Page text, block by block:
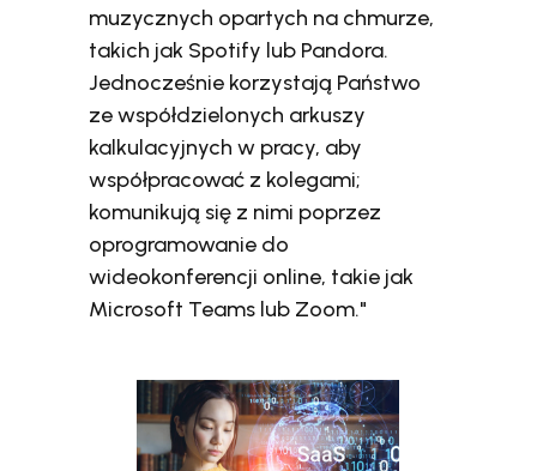
muzycznych opartych na chmurze,
takich jak Spotify lub Pandora.
Jednocześnie korzystają Państwo
ze współdzielonych arkuszy
kalkulacyjnych w pracy, aby
współpracować z kolegami;
komunikują się z nimi poprzez
oprogramowanie do
wideokonferencji online, takie jak
Microsoft Teams lub Zoom."